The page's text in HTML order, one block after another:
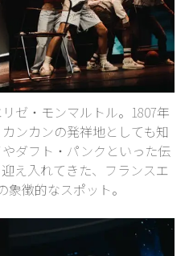
ゼ・モンマルトル。1807年
ンカンの発祥地としても知
ダフト・パンクといった伝
え入れてきた、フランスエ
象徴的なスポット。